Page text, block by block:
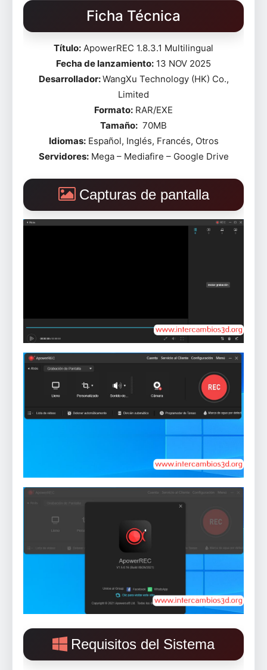
Ficha Técnica
Título: ApowerREC 1.8.3.1 Multilingual
Fecha de lanzamiento: 13 NOV 2025
Desarrollador:WangXu Technology (HK) Co.,
Limited
Formato: RAR/EXE
Tamaño: 70MB
Idiomas:Español, Inglés, Francés, Otros
Servidores:Mega – Mediafire – Google Drive
Capturas de pantalla
Requisitos del Sistema